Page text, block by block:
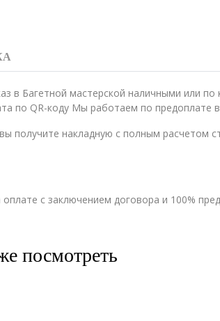
в Багетной мастерской наличными или
по QR-коду Мы работаем по предоплате
получите накладную с полным расчетом
с заключением договора и 100%
посмотреть